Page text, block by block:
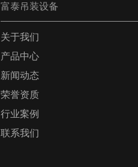
富泰吊装设备
关于我们
产品中心
新闻动态
荣誉资质
行业案例
联系我们